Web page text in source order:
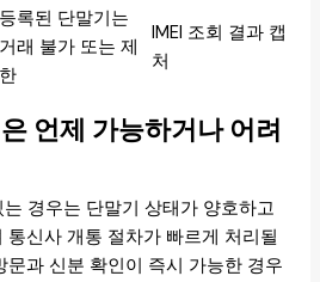
등록된 단말기는
거래 불가 또는 제
한
IMEI 조회 결과 캡
처
언제 가능하거나 어려
경우는 단말기 상태가 양호하고
통신사 개통 절차가 빠르게 처리될
문과 신분 확인이 즉시 가능한 경우